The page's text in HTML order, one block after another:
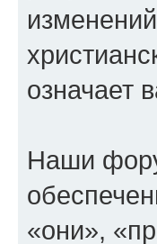
означает
Наши
«они»,